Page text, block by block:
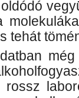
tehát
rossz